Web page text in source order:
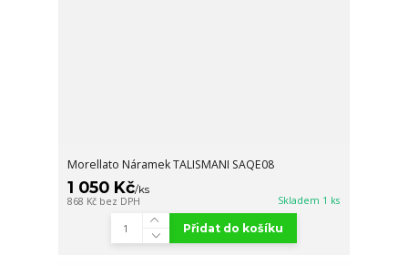
Morellato Náramek TALISMANI SAQE08
1 050 Kč/ks
868 Kč bez DPH Skladem 1 ks
Přidat do košíku